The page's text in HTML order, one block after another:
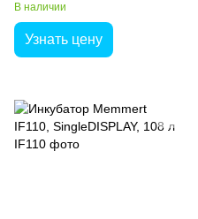
В наличии
Узнать цену